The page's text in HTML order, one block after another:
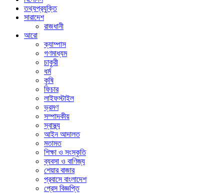
তথ্যপ্রযুক্তি
সারাদেশ
রাজধানী
আরো
ক্যাম্পাস
গণমাধ্যম
চাকুরী
ধর্ম
কৃষি
ফিচার
লাইফস্টাইল
ভ্রমণ
সম্পাদকীয়
স্বাস্থ্য
আইন আদালত
মতামত
শিক্ষা ও সংস্কৃতি
ব্যবসা ও বাণিজ্য
শেয়ার বাজার
প্রবাসে বাংলাদেশ
প্রেস বিজ্ঞপ্তি